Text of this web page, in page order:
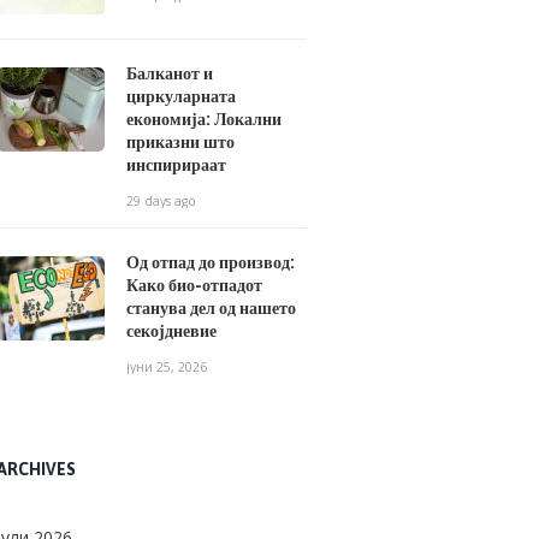
Балканот и
циркуларната
економија: Локални
приказни што
инспирираат
29 days ago
Од отпад до производ:
Како био-отпадот
станува дел од нашето
секојдневие
јуни 25, 2026